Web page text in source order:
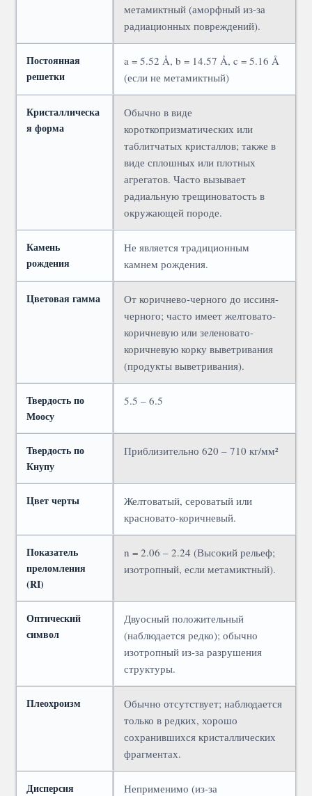
метамиктный (аморфный из-за
радиационных повреждений).
Постоянная
решетки
a = 5.52 Å, b = 14.57 Å, c = 5.16 Å
(если не метамиктный)
Кристаллическа
я форма
Обычно в виде
короткопризматических или
таблитчатых кристаллов; также в
виде сплошных или плотных
агрегатов. Часто вызывает
радиальную трещиноватость в
окружающей породе.
Камень
рождения
Не является традиционным
камнем рождения.
Цветовая гамма
От коричнево-черного до иссиня-
черного; часто имеет желтовато-
коричневую или зеленовато-
коричневую корку выветривания
(продукты выветривания).
Твердость по
Моосу
5.5 – 6.5
Твердость по
Кнупу
Приблизительно 620 – 710 кг/мм²
Цвет черты
Желтоватый, сероватый или
красновато-коричневый.
Показатель
преломления
(RI)
n = 2.06 – 2.24 (Высокий рельеф;
изотропный, если метамиктный).
Оптический
символ
Двуосный положительный
(наблюдается редко); обычно
изотропный из-за разрушения
структуры.
Плеохроизм
Обычно отсутствует; наблюдается
только в редких, хорошо
сохранившихся кристаллических
фрагментах.
Дисперсия
Неприменимо (из-за